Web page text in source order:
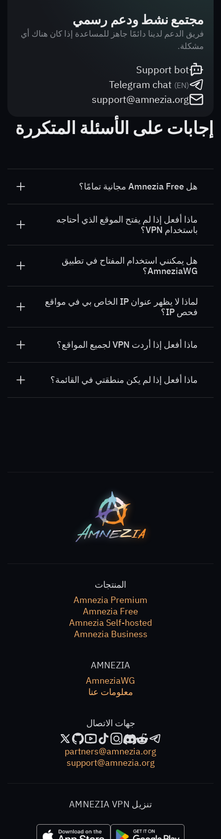
مجتمع نشط ودعم رسمي
فريق الدعم لدينا دائمًا جاهز للمساعدة إذا كان هناك أي
مشكلة.
Support bot
Telegram chat (EN)
support@amnezia.org
إجابات على الأسئلة المتكررة
هل Amnezia Free مجانية تمامًا؟
فقط الوصول إلى مواقع معينة في منطقة محددة، بينما
تُفتح بقية المواقع بدون استخدام VPN.
ماذا أفعل إذا لم يفتح الموقع الذي أحتاجه
باستخدام VPN؟
يجب إضافته إلىAmnezia Free، يرجى مراسلتنا على
support@amnezia.org
المحتوى غير الأخلاقي أو الخطير أو غير المقبول.
هل يمكنني استخدام المفتاح في تطبيق
AmneziaWG؟
لماذا لا يظهر عنوان IP الخاص بي في مواقع
فحص IP؟
يعني أن المواقع غير المحجوبة تُفتح باستخدام عنوان IP
ماذا أفعل إذا أردت VPN لجميع المواقع؟
Amnezia Premium— فهي VPN تقليدية. يمكنك أيضًا
ماذا أفعل إذا لم يكن منطقتي في القائمة؟
المنتجات
Amnezia Premium
Amnezia Free
Amnezia Self-hosted
Amnezia Business
AMNEZIA
AmneziaWG
معلومات عنا
جهات الاتصال
partners@amnezia.org
support@amnezia.org
تنزيل AMNEZIA VPN